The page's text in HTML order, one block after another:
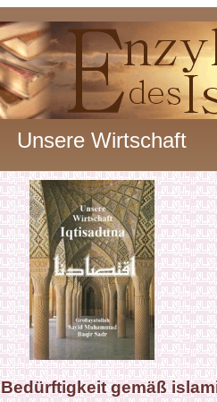
Unsere Wirtschaft
Bedürftigkeit gemäß